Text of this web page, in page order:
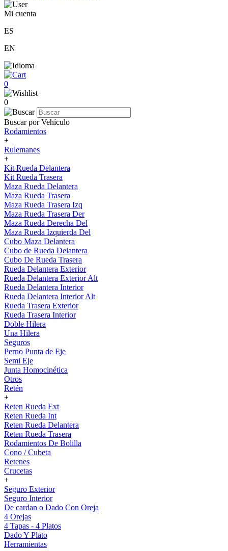
Mi cuenta
ES
EN
0
0
Buscar por Vehículo
Rodamientos
+
Rulemanes
+
Kit Rueda Delantera
Kit Rueda Trasera
Maza Rueda Delantera
Maza Rueda Trasera
Maza Rueda Trasera Izq
Maza Rueda Trasera Der
Maza Rueda Derecha Del
Maza Rueda Izquierda Del
Cubo Maza Delantera
Cubo de Rueda Delantera
Cubo De Rueda Trasera
Rueda Delantera Exterior
Rueda Delantera Exterior Alt
Rueda Delantera Interior
Rueda Delantera Interior Alt
Rueda Trasera Exterior
Rueda Trasera Interior
Doble Hilera
Una Hilera
Seguros
Perno Punta de Eje
Semi Eje
Junta Homocinética
Otros
Retén
+
Reten Rueda Ext
Reten Rueda Int
Reten Rueda Delantera
Reten Rueda Trasera
Rodamientos De Bolilla
Cono / Cubeta
Retenes
Crucetas
+
Seguro Exterior
Seguro Interior
De cardan o Dado Con Oreja
4 Orejas
4 Tapas - 4 Platos
Dado Y Plato
Herramientas